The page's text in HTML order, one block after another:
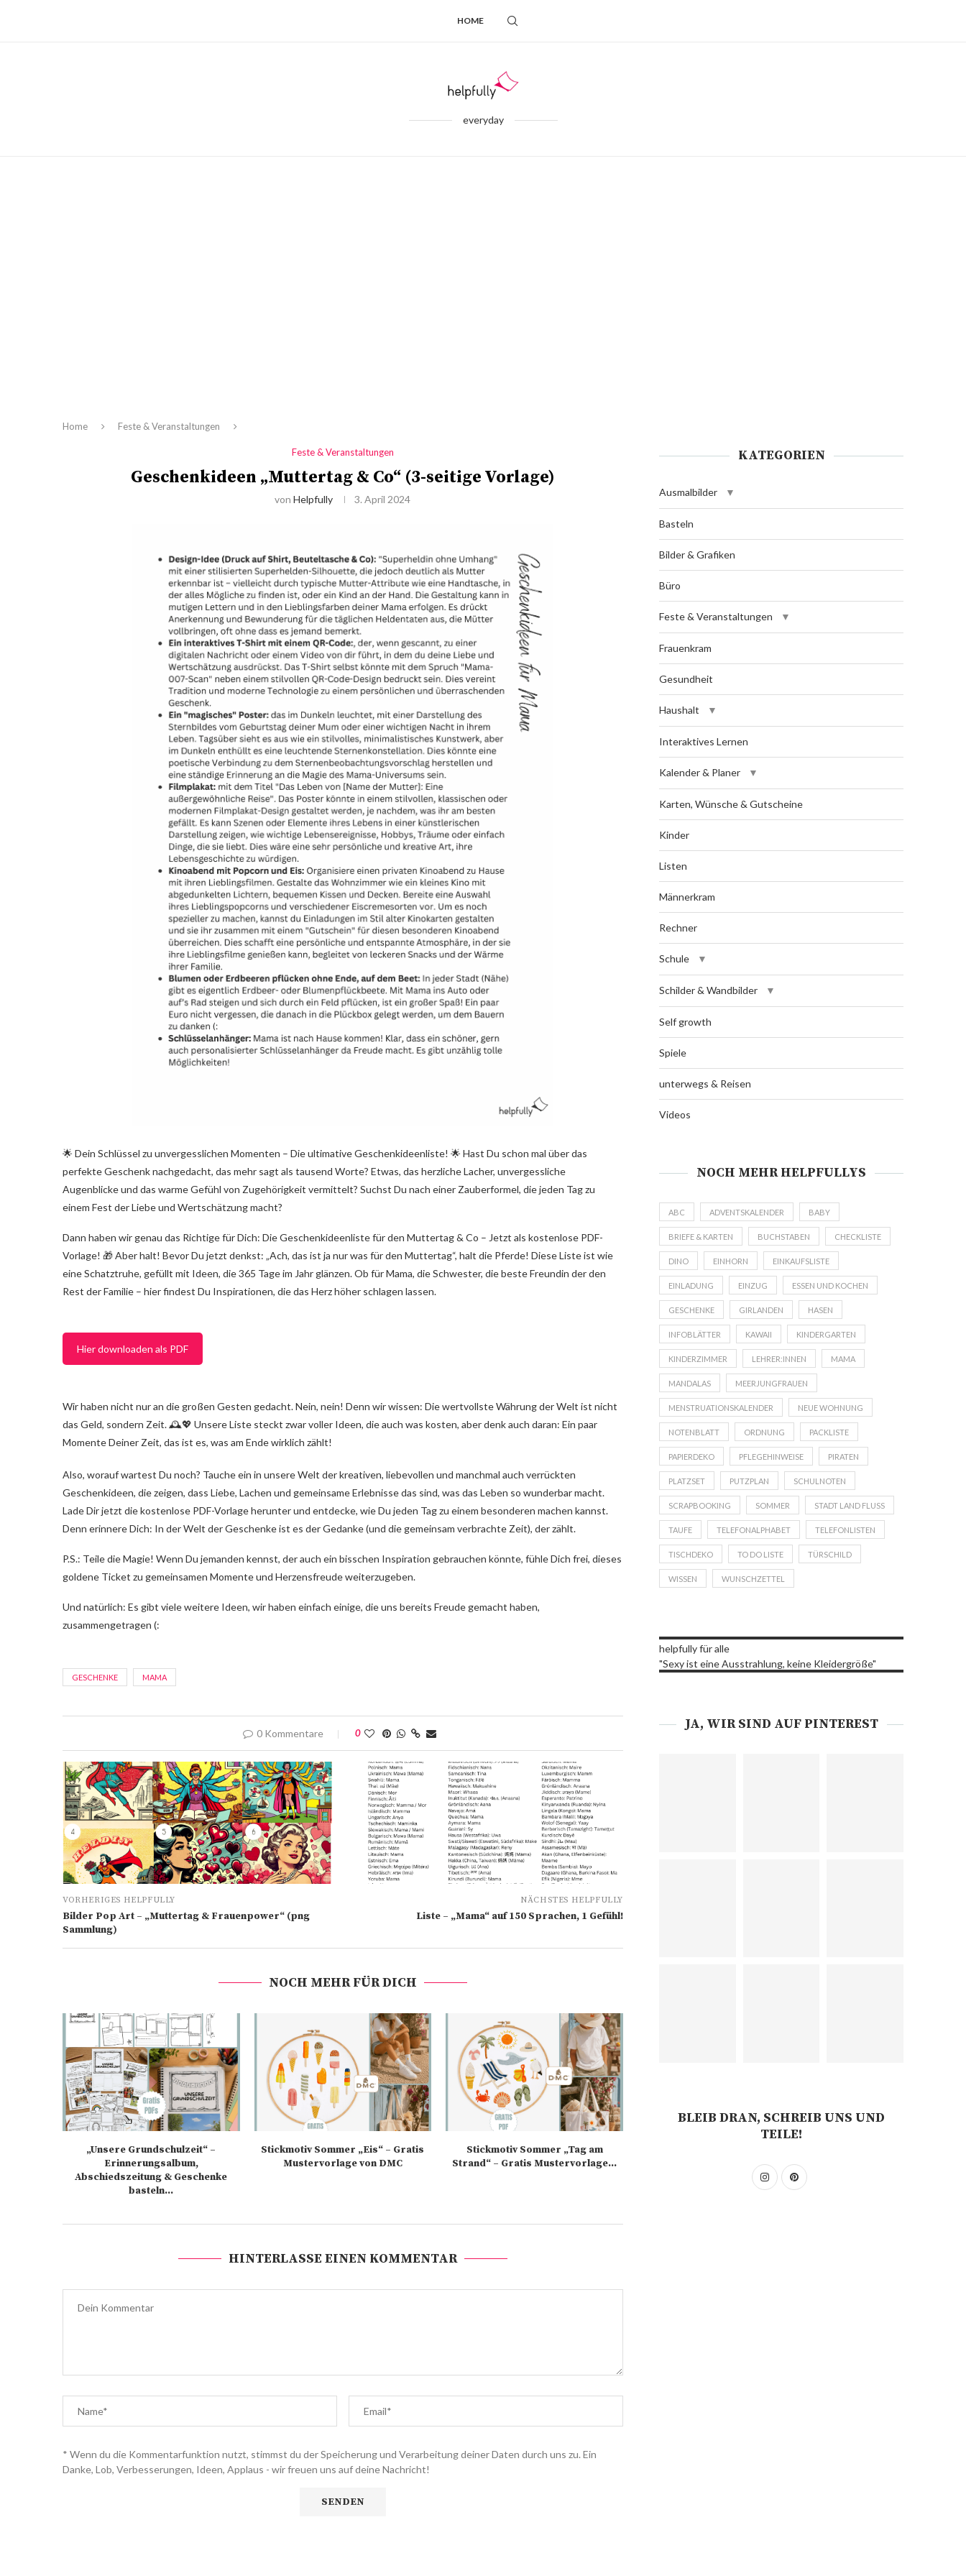
HOME
everyday
Home Feste & Veranstaltungen
Feste & Veranstaltungen
Geschenkideen „Muttertag & Co“ (3-seitige Vorlage)
vonHelpfully 3. April 2024
🌟 Dein Schlüssel zu unvergesslichen Momenten – Die ultimative Geschenkideenliste! 🌟 Hast Du schon mal über das
perfekte Geschenk nachgedacht, das mehr sagt als tausend Worte? Etwas, das herzliche Lacher, unvergessliche
Augenblicke und das warme Gefühl von Zugehörigkeit vermittelt? Suchst Du nach einer Zauberformel, die jeden Tag zu
einem Fest der Liebe und Wertschätzung macht?
Dann haben wir genau das Richtige für Dich: Die Geschenkideenliste für den Muttertag & Co – Jetzt als kostenlose PDF-
Vorlage! 🎁 Aber halt! Bevor Du jetzt denkst: „Ach, das ist ja nur was für den Muttertag“, halt die Pferde! Diese Liste ist wie
eine Schatztruhe, gefüllt mit Ideen, die 365 Tage im Jahr glänzen. Ob für Mama, die Schwester, die beste Freundin der den
Rest der Familie – hier findest Du Inspirationen, die das Herz höher schlagen lassen.
Hier downloaden als PDF
Wir haben nicht nur an die großen Gesten gedacht. Nein, nein! Denn wir wissen: Die wertvollste Währung der Welt ist nicht
das Geld, sondern Zeit. 🕰️💖 Unsere Liste steckt zwar voller Ideen, die auch was kosten, aber denk auch daran: Ein paar
Momente Deiner Zeit, das ist es, was am Ende wirklich zählt!
Also, worauf wartest Du noch? Tauche ein in unsere Welt der kreativen, liebevollen und manchmal auch verrückten
Geschenkideen, die zeigen, dass Liebe, Lachen und gemeinsame Erlebnisse das sind, was das Leben so wunderbar macht.
Lade Dir jetzt die kostenlose PDF-Vorlage herunter und entdecke, wie Du jeden Tag zu einem besonderen machen kannst.
Denn erinnere Dich: In der Welt der Geschenke ist es der Gedanke (und die gemeinsam verbrachte Zeit), der zählt.
P.S.: Teile die Magie! Wenn Du jemanden kennst, der auch ein bisschen Inspiration gebrauchen könnte, fühle Dich frei, dieses
goldene Ticket zu gemeinsamen Momente und Herzensfreude weiterzugeben.
Und natürlich: Es gibt viele weitere Ideen, wir haben einfach einige, die uns bereits Freude gemacht haben,
zusammengetragen (:
GESCHENKE MAMA
0 Kommentare 0
VORHERIGES HELPFULLY
Bilder Pop Art – „Muttertag & Frauenpower“ (png
Sammlung)
NÄCHSTES HELPFULLY
Liste – „Mama“ auf 150 Sprachen, 1 Gefühl!
NOCH MEHR FÜR DICH
„Unsere Grundschulzeit“ –
Erinnerungsalbum,
Abschiedszeitung & Geschenke
basteln...
Stickmotiv Sommer „Eis“ – Gratis
Mustervorlage von DMC
Stickmotiv Sommer „Tag am
Strand“ – Gratis Mustervorlage...
HINTERLASSE EINEN KOMMENTAR
* Wenn du die Kommentarfunktion nutzt, stimmst du der Speicherung und Verarbeitung deiner Daten durch uns zu. Ein
Danke, Lob, Verbesserungen, Ideen, Applaus - wir freuen uns auf deine Nachricht!
KATEGORIEN
Ausmalbilder
Basteln
Bilder & Grafiken
Büro
Feste & Veranstaltungen
Frauenkram
Gesundheit
Haushalt
Interaktives Lernen
Kalender & Planer
Karten, Wünsche & Gutscheine
Kinder
Listen
Männerkram
Rechner
Schule
Schilder & Wandbilder
Self growth
Spiele
unterwegs & Reisen
Videos
NOCH MEHR HELPFULLYS
ABC ADVENTSKALENDER BABY
BRIEFE & KARTEN BUCHSTABEN CHECKLISTE
DINO EINHORN EINKAUFSLISTE
EINLADUNG EINZUG ESSEN UND KOCHEN
GESCHENKE GIRLANDEN HASEN
INFOBLÄTTER KAWAII KINDERGARTEN
KINDERZIMMER LEHRER:INNEN MAMA
MANDALAS MEERJUNGFRAUEN
MENSTRUATIONSKALENDER NEUE WOHNUNG
NOTENBLATT ORDNUNG PACKLISTE
PAPIERDEKO PFLEGEHINWEISE PIRATEN
PLATZSET PUTZPLAN SCHULNOTEN
SCRAPBOOKING SOMMER STADT LAND FLUSS
TAUFE TELEFONALPHABET TELEFONLISTEN
TISCHDEKO TO DO LISTE TÜRSCHILD
WISSEN WUNSCHZETTEL
helpfully für alle
"Sexy ist eine Ausstrahlung, keine Kleidergröße"
JA, WIR SIND AUF PINTEREST
BLEIB DRAN, SCHREIB UNS UND
TEILE!